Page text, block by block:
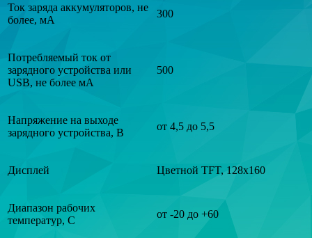
Ток заряда аккумуляторов, не
более, мА
300
Потребляемый ток от
зарядного устройства или
USB, не более мА
500
Напряжение на выходе
зарядного устройства, В
от 4,5 до 5,5
Дисплей Цветной TFT, 128х160
Диапазон рабочих
температур, С
от -20 до +60